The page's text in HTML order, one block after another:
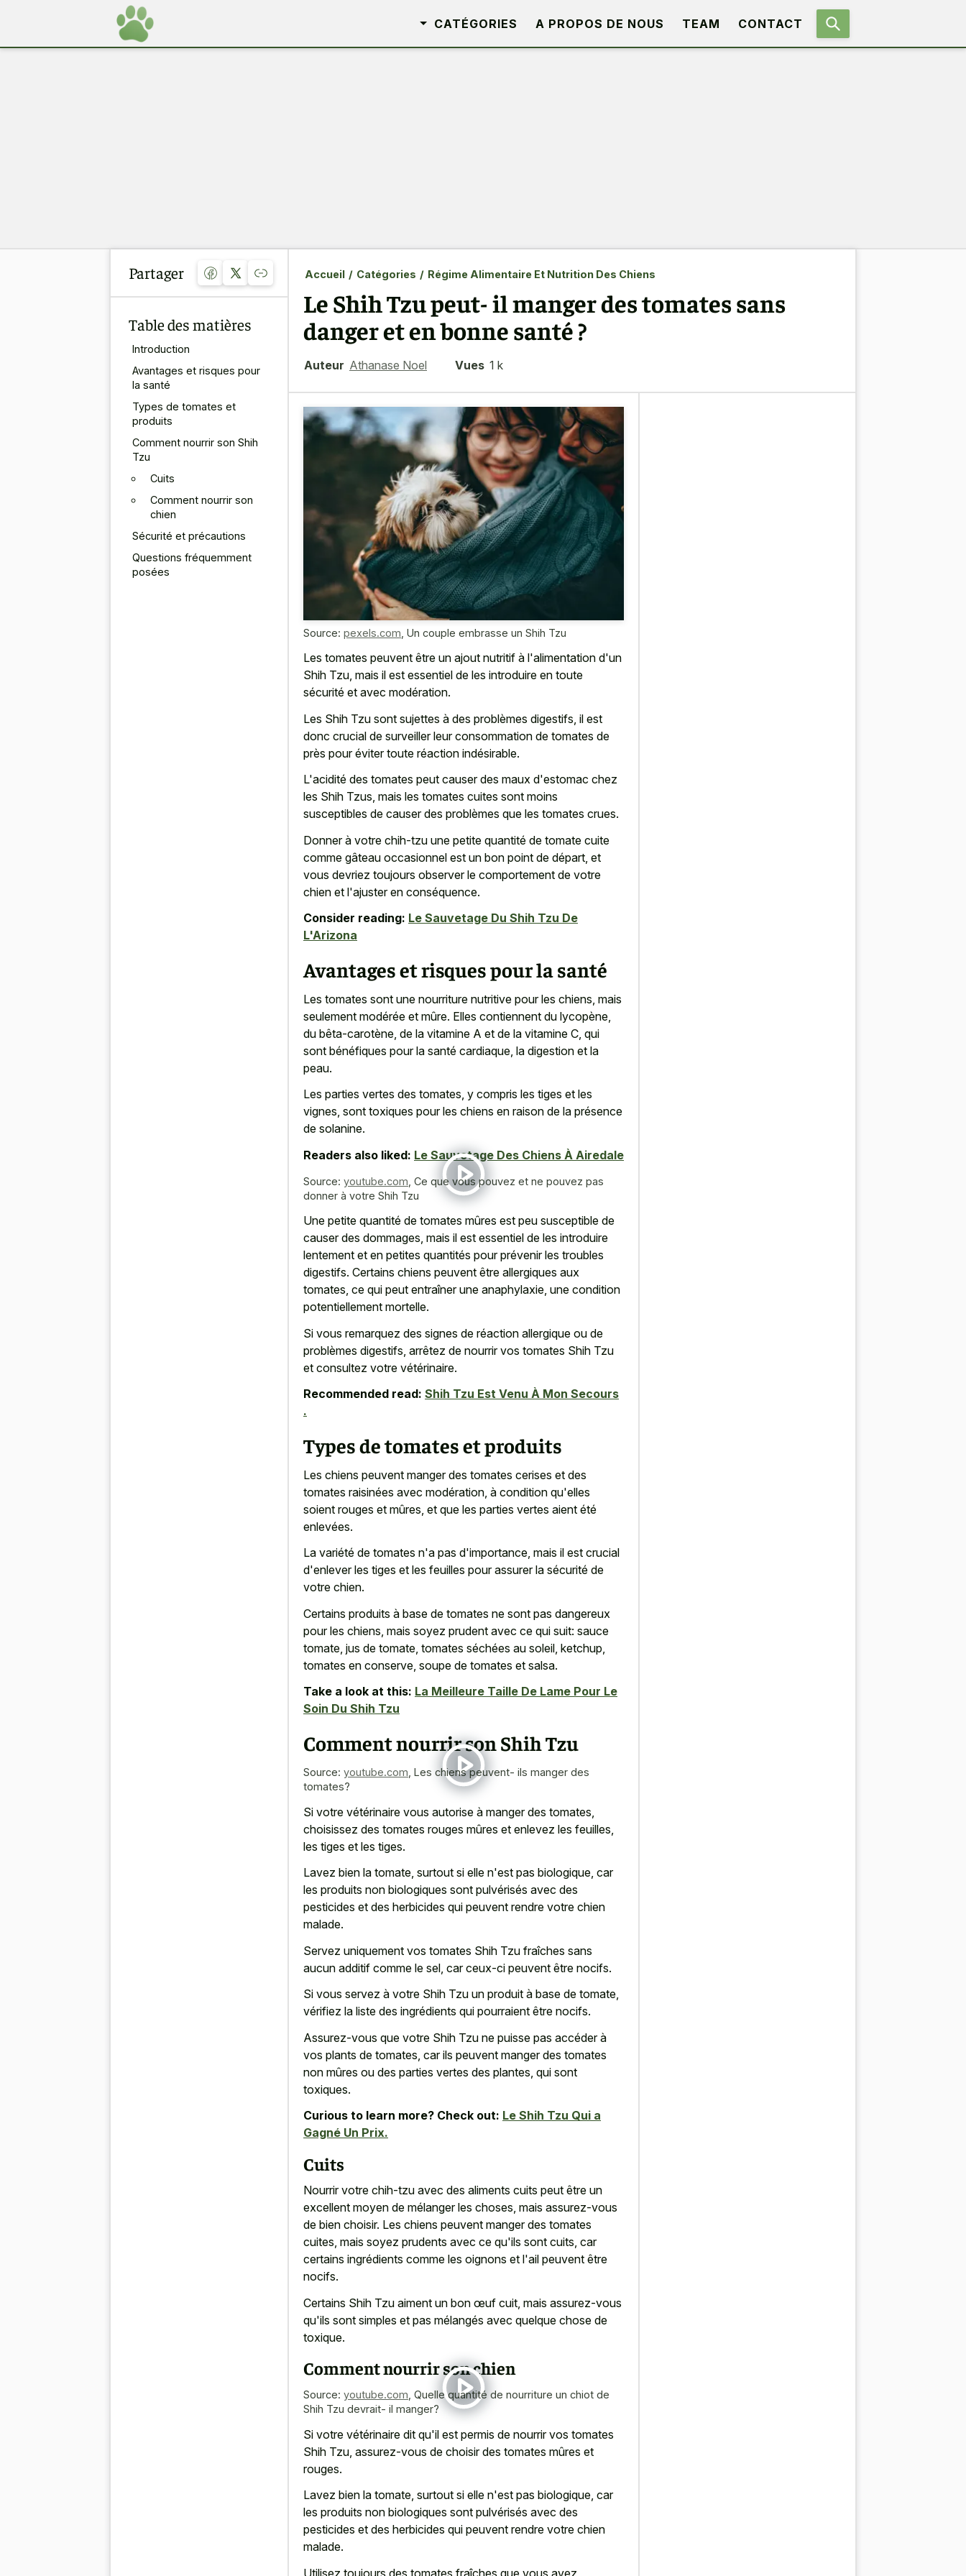
CATÉGORIES A PROPOS DE NOUS TEAM CONTACT
Partager
Table des matières
Introduction
Avantages et risques pour
la santé
Types de tomates et
produits
Comment nourrir son Shih
Tzu
Cuits
Comment nourrir son
chien
Sécurité et précautions
Questions fréquemment
posées
Accueil / Catégories / Régime Alimentaire Et Nutrition Des Chiens
Le Shih Tzu peut- il manger des tomates sans
danger et en bonne santé ?
Auteur Athanase Noel Vues 1 k
Source: pexels.com Un couple embrasse un Shih Tzu
Les tomates peuvent être un ajout nutritif à l'alimentation d'un
Shih Tzu, mais il est essentiel de les introduire en toute
sécurité et avec modération.
Les Shih Tzu sont sujettes à des problèmes digestifs, il est
donc crucial de surveiller leur consommation de tomates de
près pour éviter toute réaction indésirable.
L'acidité des tomates peut causer des maux d'estomac chez
les Shih Tzus, mais les tomates cuites sont moins
susceptibles de causer des problèmes que les tomates crues.
Donner à votre chih-tzu une petite quantité de tomate cuite
comme gâteau occasionnel est un bon point de départ, et
vous devriez toujours observer le comportement de votre
chien et l'ajuster en conséquence.
Consider reading: Le Sauvetage Du Shih Tzu De
L'Arizona
Avantages et risques pour la santé
Les tomates sont une nourriture nutritive pour les chiens, mais
seulement modérée et mûre. Elles contiennent du lycopène,
du bêta-carotène, de la vitamine A et de la vitamine C, qui
sont bénéfiques pour la santé cardiaque, la digestion et la
peau.
Les parties vertes des tomates, y compris les tiges et les
vignes, sont toxiques pour les chiens en raison de la présence
de solanine.
Readers also liked: Le Sauvetage Des Chiens À Airedale
Source: youtube.com Ce que vous pouvez et ne pouvez pas
donner à votre Shih Tzu
Une petite quantité de tomates mûres est peu susceptible de
causer des dommages, mais il est essentiel de les introduire
lentement et en petites quantités pour prévenir les troubles
digestifs. Certains chiens peuvent être allergiques aux
tomates, ce qui peut entraîner une anaphylaxie, une condition
potentiellement mortelle.
Si vous remarquez des signes de réaction allergique ou de
problèmes digestifs, arrêtez de nourrir vos tomates Shih Tzu
et consultez votre vétérinaire.
Recommended read: Shih Tzu Est Venu À Mon Secours
.
Types de tomates et produits
Les chiens peuvent manger des tomates cerises et des
tomates raisinées avec modération, à condition qu'elles
soient rouges et mûres, et que les parties vertes aient été
enlevées.
La variété de tomates n'a pas d'importance, mais il est crucial
d'enlever les tiges et les feuilles pour assurer la sécurité de
votre chien.
Certains produits à base de tomates ne sont pas dangereux
pour les chiens, mais soyez prudent avec ce qui suit: sauce
tomate, jus de tomate, tomates séchées au soleil, ketchup,
tomates en conserve, soupe de tomates et salsa.
Take a look at this: La Meilleure Taille De Lame Pour Le
Soin Du Shih Tzu
Comment nourrir son Shih Tzu
Source: youtube.com Les chiens peuvent- ils manger des
tomates?
Si votre vétérinaire vous autorise à manger des tomates,
choisissez des tomates rouges mûres et enlevez les feuilles,
les tiges et les tiges.
Lavez bien la tomate, surtout si elle n'est pas biologique, car
les produits non biologiques sont pulvérisés avec des
pesticides et des herbicides qui peuvent rendre votre chien
malade.
Servez uniquement vos tomates Shih Tzu fraîches sans
aucun additif comme le sel, car ceux-ci peuvent être nocifs.
Si vous servez à votre Shih Tzu un produit à base de tomate,
vérifiez la liste des ingrédients qui pourraient être nocifs.
Assurez-vous que votre Shih Tzu ne puisse pas accéder à
vos plants de tomates, car ils peuvent manger des tomates
non mûres ou des parties vertes des plantes, qui sont
toxiques.
Curious to learn more? Check out: Le Shih Tzu Qui a
Gagné Un Prix.
Cuits
Nourrir votre chih-tzu avec des aliments cuits peut être un
excellent moyen de mélanger les choses, mais assurez-vous
de bien choisir. Les chiens peuvent manger des tomates
cuites, mais soyez prudents avec ce qu'ils sont cuits, car
certains ingrédients comme les oignons et l'ail peuvent être
nocifs.
Certains Shih Tzu aiment un bon œuf cuit, mais assurez-vous
qu'ils sont simples et pas mélangés avec quelque chose de
toxique.
Comment nourrir son chien
Source: youtube.com Quelle quantité de nourriture un chiot de
Shih Tzu devrait- il manger?
Si votre vétérinaire dit qu'il est permis de nourrir vos tomates
Shih Tzu, assurez-vous de choisir des tomates mûres et
rouges.
Lavez bien la tomate, surtout si elle n'est pas biologique, car
les produits non biologiques sont pulvérisés avec des
pesticides et des herbicides qui peuvent rendre votre chien
malade.
Utilisez toujours des tomates fraîches que vous avez